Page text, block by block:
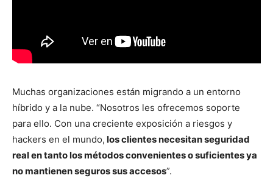
Muchas organizaciones están migrando a un entorno
híbrido y a la nube. “Nosotros les ofrecemos soporte
para ello. Con una creciente exposición a riesgos y
hackers en el mundo, los clientes necesitan seguridad
real en tanto los métodos convenientes o suficientes ya
no mantienen seguros sus accesos”.